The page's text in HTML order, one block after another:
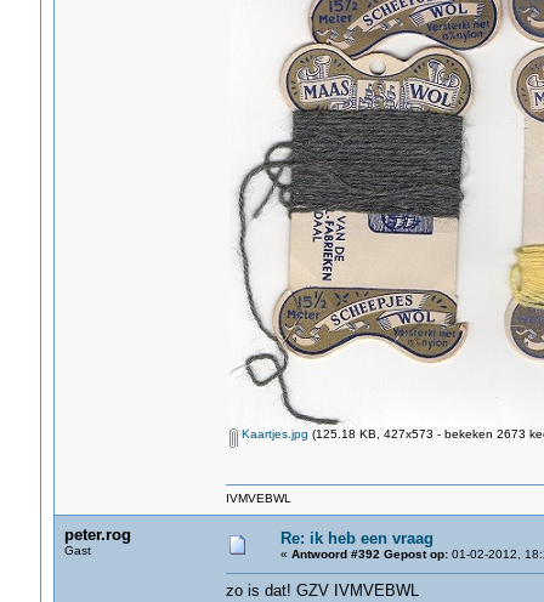
Kaartjes.jpg (125.18 KB, 427x573 - bekeken 2673
IVMVEBWL
peter.rog
Gast
Re: ik heb een vraag
« Antwoord #392 Gepost op:01-02-2012,
zo is dat! GZV IVMVEBWL